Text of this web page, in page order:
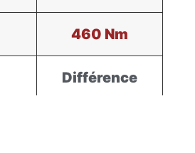
460 Nm
Différence